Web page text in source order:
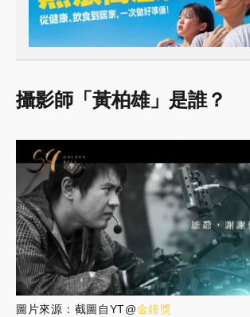
攝影師「黃柏雄」是誰？
圖片來源：截圖自YT@金鐘獎